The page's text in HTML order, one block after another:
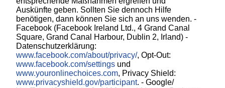
Auskünfte geben. Sollten Sie dennoch Hilfe
benötigen, dann können Sie sich an uns wenden. -
Facebook (Facebook Ireland Ltd., 4 Grand Canal
Square, Grand Canal Harbour, Dublin 2, Irland) -
Datenschutzerklärung:
www.facebook.com/about/privacy/, Opt-Out:
www.facebook.com/settings und
www.youronlinechoices.com, Privacy Shield:
www.privacyshield.gov/participant. - Google/